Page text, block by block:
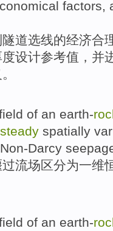
factors,
隧道选线的经济合
设计参考值 ， 并
。
of an earth-
steady spatially
Non-Darcy
过流场区分为一维
of an earth-